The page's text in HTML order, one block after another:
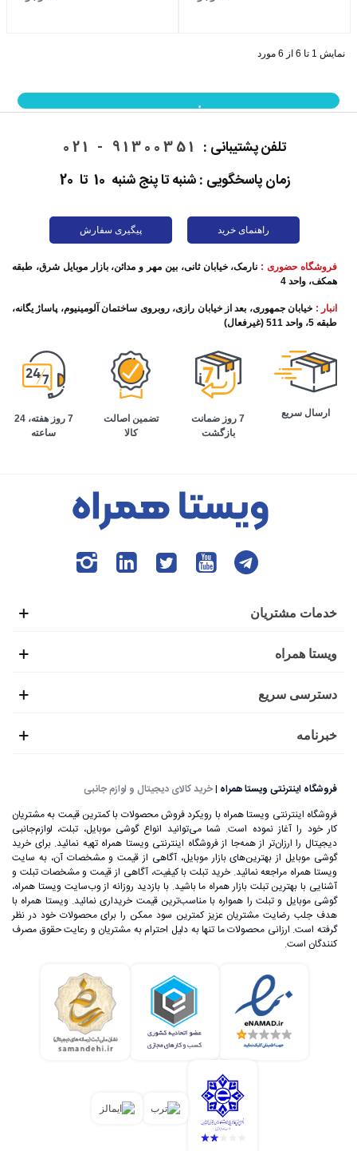
نمایش 1 تا 6 از 6 مورد
نمایش بیشتر
تلفن پشتیبانی : 91300351 - 021
زمان پاسخگویی : شنبه تا پنج شنبه 10 تا 20
راهنمای خرید پیگیری سفارش
فروشگاه حضوری : نارمک، خیابان ثانی، بین مهر و مدائن، بازار موبایل شرق، طبقه
همکف، واحد 4
انبار : خیابان جمهوری، بعد از خیابان رازی، روبروی ساختمان آلومینیوم، پاساژ یگانه،
طبقه 5، واحد 511 (غیرفعال)
ارسال سریع
7 روز ضمانت
بازگشت
تضمین اصالت
کالا
7 روز هفته، 24
ساعته
خدمات مشتریان
ویستا همراه
دسترسی سریع
خبرنامه
فروشگاه اینترنتی ویستا همراه |خرید کالای دیجیتال و لوازم جانبی
فروشگاه اینترنتی ویستا همراه با رویکرد فروش محصولات با کمترین قیمت به مشتریان
کار خود را آغاز نموده است. شما می‌توانید انواع گوشی موبایل، تبلت، لوازم‌جانبی
دیجیتال را ارزان‌تر از همه‌جا از فروشگاه اینترنتی ویستا همراه تهیه نمائید. برای خرید
گوشی موبایل از بهترین‌های بازار موبایل، آگاهی از قیمت و مشخصات آن، به ‌سایت
ویستا همراه مراجعه نمائید. خرید تبلت با کیفیت، آگاهی از قیمت و مشخصات تبلت و
آشنایی با بهترین تبلت بازار همراه ما باشید. با بازدید روزانه از وب‌سایت ویستا همراه،
گوشی موبایل و تبلت را همواره با مناسب‌ترین قیمت خریداری نمائید. ویستا همراه با
هدف جلب رضایت مشتریان عزیز کمترین سود ممکن را برای محصولات خود در نظر
گرفته است. ارزانی محصولات ما تنها به دلیل احترام به مشتریان و رعایت حقوق مصرف
کنندگان است.